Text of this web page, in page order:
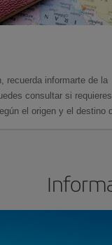
recuerda informarte de la
consultar si
el origen y el destino